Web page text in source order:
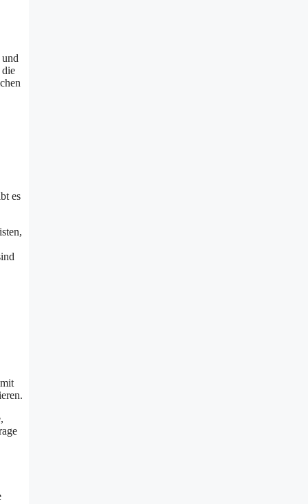
die
es